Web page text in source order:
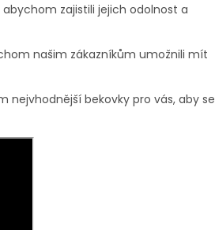
zajistili jejich odolnost a
našim zákazníkům umožnili mít
nejvhodnější bekovky pro vás, aby se